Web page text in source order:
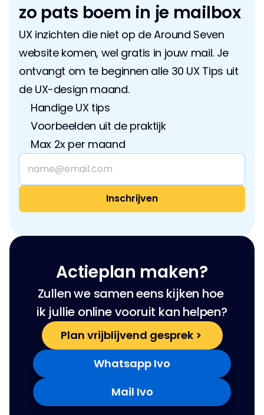
zo pats boem in je mailbox
UX inzichten die niet op de Around Seven
website komen, wel gratis in jouw mail. Je
ontvangt om te beginnen alle 30 UX Tips uit
de UX-design maand.
Handige UX tips
Voorbeelden uit de praktijk
Max 2x per maand
Actieplan maken?
Zullen we samen eens kijken hoe
ik jullie online vooruit kan helpen?
Plan vrijblijvend gesprek >
Whatsapp Ivo
Mail Ivo